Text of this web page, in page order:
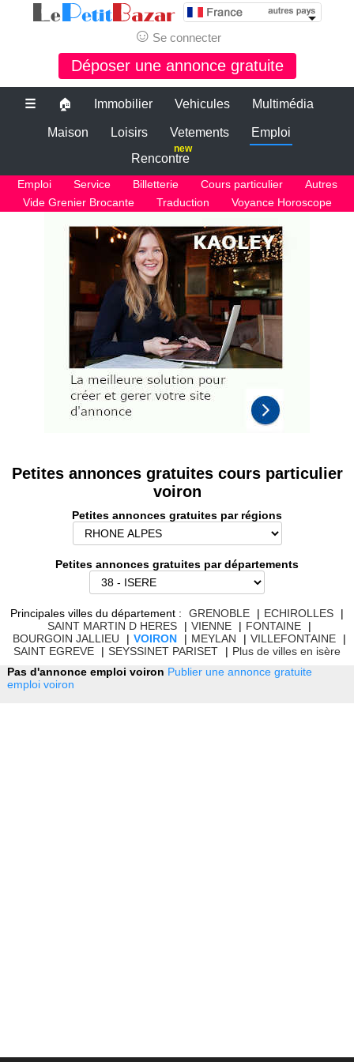
☺ Se connecter
Déposer une annonce gratuite
☰ 🏠 Immobilier Vehicules Multimédia
Maison Loisirs Vetements
Emploi
Rencontre
new
Emploi Service Billetterie Cours particulier
Autres
Vide Grenier Brocante
Traduction Voyance Horoscope
Petites annonces gratuites cours particulier
voiron
Petites annonces gratuites par régions
Petites annonces gratuites par départements
Principales villes du département : GRENOBLE | ECHIROLLES
|
SAINT MARTIN D HERES
| VIENNE | FONTAINE
|
BOURGOIN JALLIEU
| VOIRON | MEYLAN | VILLEFONTAINE
|
SAINT EGREVE
| SEYSSINET PARISET | Plus de villes en isère
Pas d'annonce emploi voiron Publier une annonce gratuite
emploi voiron